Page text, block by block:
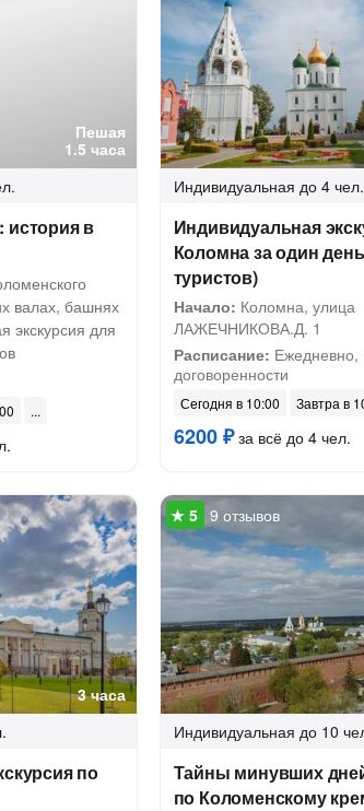
Пешая
1.5 часа
история в
валах, башнях
экскурсия для
Индивидуальная до 4 чел.
Индивидуальная
Коломна за один
туристов)
Начало: Коломна, улица
ЛАЖЕЧНИКОВА.Д. 1
Расписание: Ежедневно,
договоренности
Сегодня в 10:00 Завтра в
6200 ₽за всё до 4 чел.
3 часа
по
9 отзывов
Индивидуальная до 10
Тайны минувших
по Коломенскому